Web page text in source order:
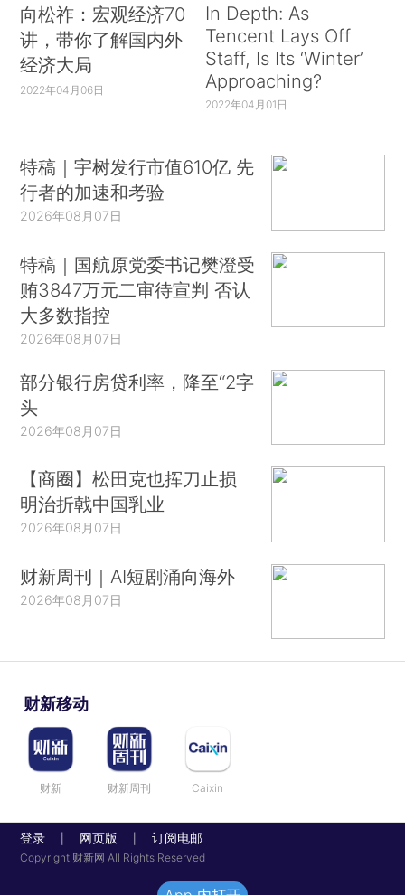
向松祚：宏观经济70
讲，带你了解国内外
经济大局
2022年04月06日
In Depth: As
Tencent Lays Off
Staff, Is Its ‘Winter’
Approaching?
2022年04月01日
特稿｜宇树发行市值610亿 先
行者的加速和考验
2026年08月07日
特稿｜国航原党委书记樊澄受
贿3847万元二审待宣判 否认
大多数指控
2026年08月07日
部分银行房贷利率，降至“2字
头
2026年08月07日
【商圈】松田克也挥刀止损
明治折戟中国乳业
2026年08月07日
财新周刊｜AI短剧涌向海外
2026年08月07日
财新移动
财新 财新周刊 Caixin
登录 网页版 订阅电邮
Copyright 财新网 All Rights Reserved